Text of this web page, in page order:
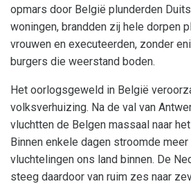
opmars door België plunderden
woningen, brandden zij hele dorpen
vrouwen en executeerden, zonder
burgers die weerstand boden.
Het oorlogsgeweld in België
volksverhuizing. Na de val van
vluchtten de Belgen massaal naar
Binnen enkele dagen stroomde
vluchtelingen ons land binnen. De
steeg daardoor van ruim zes naar